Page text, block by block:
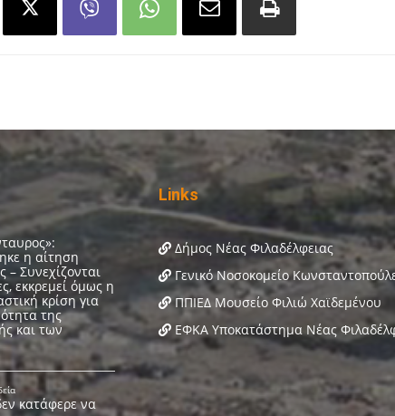
Links
Δήμος Νέας Φιλαδέλφειας
Γενικό Νοσοκομείο
ΠΠΙΕΔ Μουσείο Φιλιώ Χαϊδεμένου
ΕΦΚΑ Υποκατάστημα Νέας